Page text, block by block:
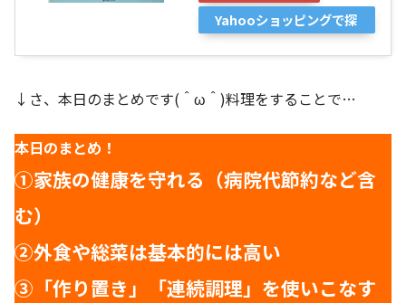
Yahooショッピングで探
↓さ、本日のまとめです(＾ω＾)料理をすることで…
本日のまとめ！
①家族の健康を守れる（病院代節約など含
む）
②外食や総菜は基本的には高い
③「作り置き」「連続調理」を使いこなす